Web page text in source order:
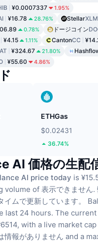
¥0.0007337 1.95%
¥16.78 28.76% StellarXLM
0.78% ドージコイン
¥4.15 1.11% CantonCC
¥324.67 21.80%
¥55.60 4.86%
ETHGas
$0.02431
36.74%
AI 価格の生配
AI price today is
volume of 表示できません.
イムで更新しています。
last 24 hours. The current
with a live market cap
情報がありません and a